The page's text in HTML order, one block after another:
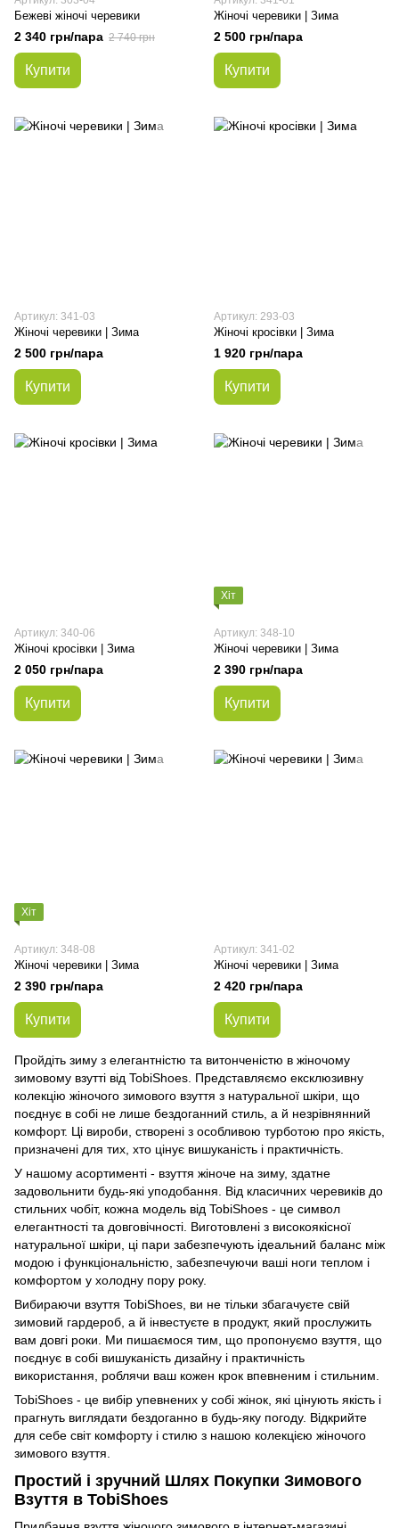
Бежеві жіночі черевики
2 340 грн/пара 2 740 грн
Купити
Жіночі черевики | Зима
2 500 грн/пара
Купити
Артикул: 341-03
Жіночі черевики | Зима
2 500 грн/пара
Купити
Артикул: 293-03
Жіночі кросівки | Зима
1 920 грн/пара
Купити
Артикул: 340-06
Жіночі кросівки | Зима
2 050 грн/пара
Купити
Хіт
Артикул: 348-10
Жіночі черевики | Зима
2 390 грн/пара
Купити
Хіт
Артикул: 348-08
Жіночі черевики | Зима
2 390 грн/пара
Купити
Артикул: 341-02
Жіночі черевики | Зима
2 420 грн/пара
Купити
Пройдіть зиму з елегантністю та витонченістю в жіночому
зимовому взутті від TobiShoes. Представляємо ексклюзивну
колекцію жіночого зимового взуття з натуральної шкіри, що
поєднує в собі не лише бездоганний стиль, а й незрівнянний
комфорт. Ці вироби, створені з особливою турботою про якість,
призначені для тих, хто цінує вишуканість і практичність.
У нашому асортименті - взуття жіноче на зиму, здатне
задовольнити будь-які уподобання. Від класичних черевиків до
стильних чобіт, кожна модель від TobiShoes - це символ
елегантності та довговічності. Виготовлені з високоякісної
натуральної шкіри, ці пари забезпечують ідеальний баланс між
модою і функціональністю, забезпечуючи ваші ноги теплом і
комфортом у холодну пору року.
Вибираючи взуття TobiShoes, ви не тільки збагачуєте свій
зимовий гардероб, а й інвестуєте в продукт, який прослужить
вам довгі роки. Ми пишаємося тим, що пропонуємо взуття, що
поєднує в собі вишуканість дизайну і практичність
використання, роблячи ваш кожен крок впевненим і стильним.
TobiShoes - це вибір упевнених у собі жінок, які цінують якість і
прагнуть виглядати бездоганно в будь-яку погоду. Відкрийте
для себе світ комфорту і стилю з нашою колекцією жіночого
зимового взуття.
Простий і зручний Шлях Покупки Зимового
Взуття в TobiShoes